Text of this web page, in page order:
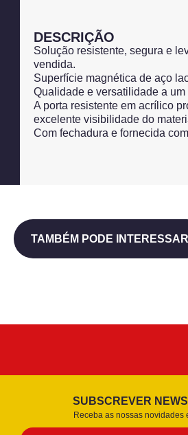
DESCRIÇÃO
Solução resistente, segura e
vendida.
Superfície magnética de aço
Qualidade e versatilidade a
A porta resistente em acrílico
excelente visibilidade do
Com fechadura e fornecida
TAMBÉM PODE INTERESSAR
SUBSCREVER
Receba as nossas novidades